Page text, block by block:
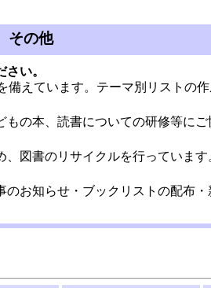
その他
い。
備えています。テーマ別リストの
もの本、読書についての研修等に
、図書のリサイクルを行っていま
のお知らせ・ブックリストの配布